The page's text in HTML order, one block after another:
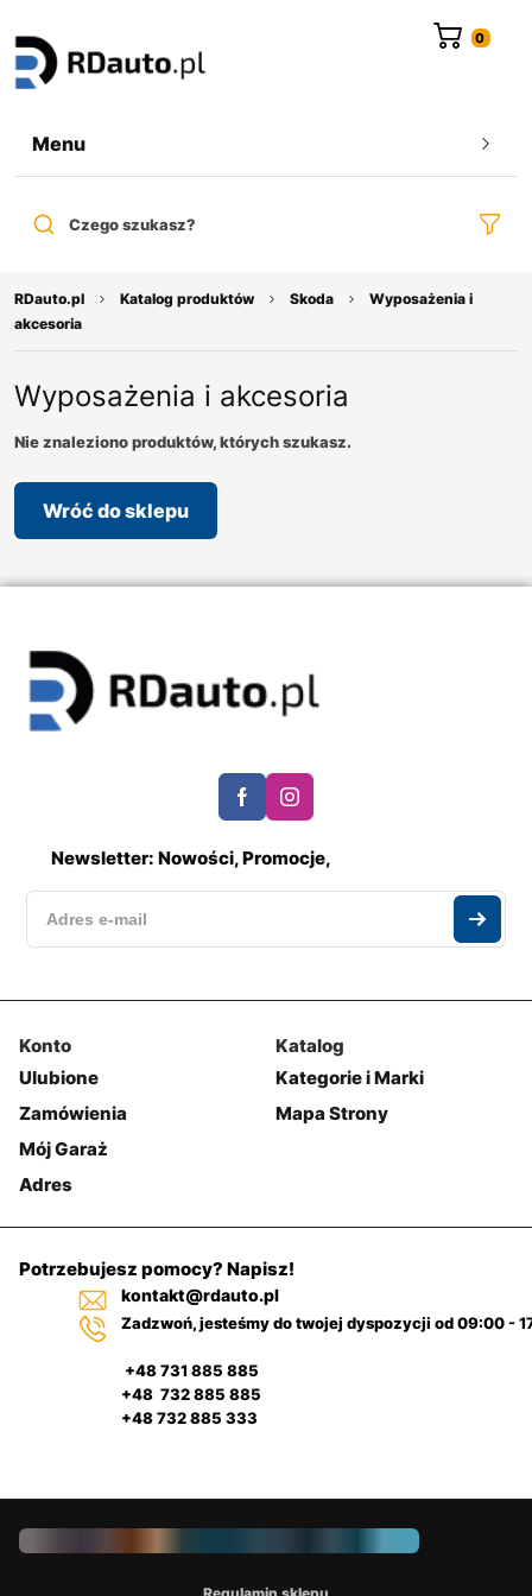
Menu
Czego szukasz?
RDauto.pl Katalog produktów Skoda
Wyposażenia i
akcesoria
Wyposażenia i akcesoria
Nie znaleziono produktów, których szukasz.
Wróć do sklepu
Newsletter: Nowości, Promocje,
Konto
Ulubione
Zamówienia
Mój Garaż
Adres
Katalog
Kategorie i Marki
Mapa Strony
Potrzebujesz pomocy? Napisz!
kontakt@rdauto.pl
Zadzwoń, jesteśmy do twojej dyspozycji od 09:00 -
+48 731 885 885
+48 732 885 885
+48 732 885 333